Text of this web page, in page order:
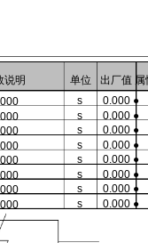
说明
单位
s
s
s
s
s
s
s
s
出厂值 属
0.000 ●
0.000 ●
0.000 ●
0.000 ●
0.000 ●
0.000 ●
0.000 ●
0.000 ●